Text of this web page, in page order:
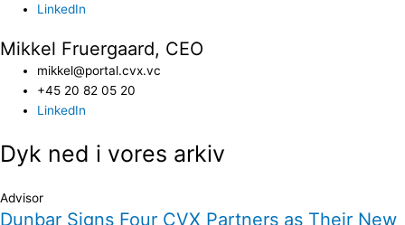
LinkedIn
Mikkel Fruergaard, CEO
mikkel@portal.cvx.vc
+45 20 82 05 20
LinkedIn
Dyk ned i vores arkiv
Advisor
Dunbar Signs Four CVX Partners as Their New